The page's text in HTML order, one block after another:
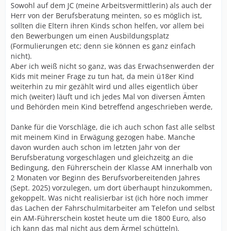
Sowohl auf dem JC (meine Arbeitsvermittlerin) als auch der
Herr von der Berufsberatung meinten, so es möglich ist,
sollten die Eltern ihren Kinds schon helfen, vor allem bei
den Bewerbungen um einen Ausbildungsplatz
(Formulierungen etc; denn sie können es ganz einfach
nicht).
Aber ich weiß nicht so ganz, was das Erwachsenwerden der
Kids mit meiner Frage zu tun hat, da mein ü18er Kind
weiterhin zu mir gezählt wird und alles eigentlich über
mich (weiter) läuft und ich jedes Mal von diversen Ämten
und Behörden mein Kind betreffend angeschrieben werde,
Danke für die Vorschläge, die ich auch schon fast alle selbst
mit meinem Kind in Erwägung gezogen habe. Manche
davon wurden auch schon im letzten Jahr von der
Berufsberatung vorgeschlagen und gleichzeitg an die
Bedingung, den Führerschein der Klasse AM innerhalb von
2 Monaten vor Beginn des Berufsvorbereitenden Jahres
(Sept. 2025) vorzulegen, um dort überhaupt hinzukommen,
gekoppelt. Was nicht realisierbar ist (ich höre noch immer
das Lachen der Fahrschulmitarbeiter am Telefon und selbst
ein AM-Führerschein kostet heute um die 1800 Euro, also
ich kann das mal nicht aus dem Ärmel schütteln).